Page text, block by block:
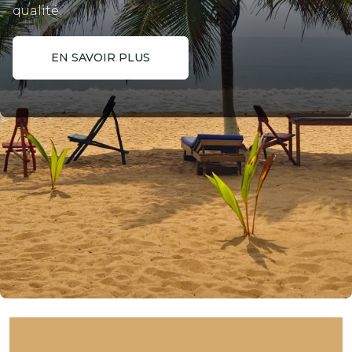
qualité.
EN SAVOIR PLUS